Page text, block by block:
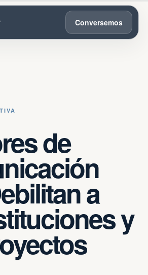
Conversemos
de
a
y